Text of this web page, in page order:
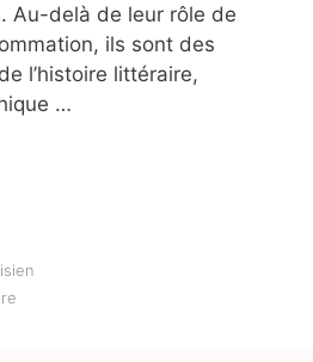
Au-delà de leur rôle de
ils sont des
l’histoire littéraire,
…